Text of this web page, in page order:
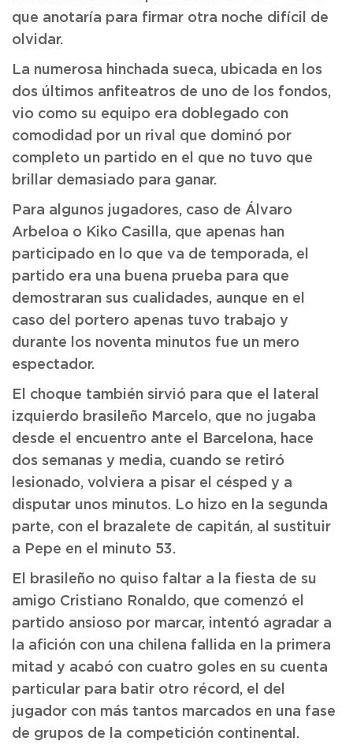
que anotaría para firmar otra noche difícil de
olvidar.
La numerosa hinchada sueca, ubicada en los
dos últimos anfiteatros de uno de los fondos,
vio como su equipo era doblegado con
comodidad por un rival que dominó por
completo un partido en el que no tuvo que
brillar demasiado para ganar.
Para algunos jugadores, caso de Álvaro
Arbeloa o Kiko Casilla, que apenas han
participado en lo que va de temporada, el
partido era una buena prueba para que
demostraran sus cualidades, aunque en el
caso del portero apenas tuvo trabajo y
durante los noventa minutos fue un mero
espectador.
El choque también sirvió para que el lateral
izquierdo brasileño Marcelo, que no jugaba
desde el encuentro ante el Barcelona, hace
dos semanas y media, cuando se retiró
lesionado, volviera a pisar el césped y a
disputar unos minutos. Lo hizo en la segunda
parte, con el brazalete de capitán, al sustituir
a Pepe en el minuto 53.
El brasileño no quiso faltar a la fiesta de su
amigo Cristiano Ronaldo, que comenzó el
partido ansioso por marcar, intentó agradar a
la afición con una chilena fallida en la primera
mitad y acabó con cuatro goles en su cuenta
particular para batir otro récord, el del
jugador con más tantos marcados en una fase
de grupos de la competición continental.